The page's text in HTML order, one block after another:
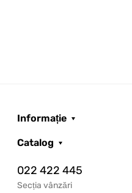
Informație
Catalog
022 422 445
Secția vânzări